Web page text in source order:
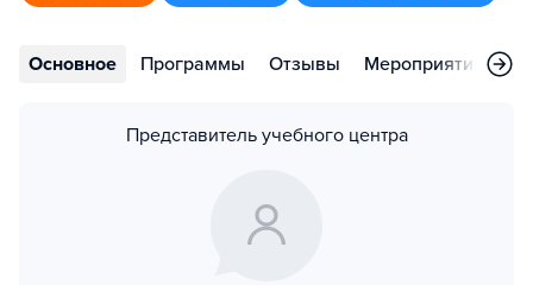
Основное Программы Отзывы Мероприятия
Представитель учебного центра